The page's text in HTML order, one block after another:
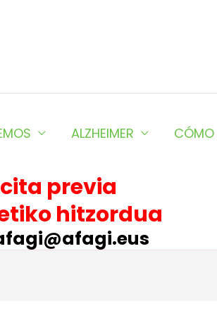
ALZHEIMER CÓMO
cita previa
hitzordua
afagi@afagi.eus